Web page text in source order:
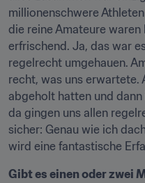
millionenschwere
die reine Amateure waren
erfrischend. Ja, das war
regelrecht umgehauen.
recht, was uns erwartete.
abgeholt hatten und
da gingen uns allen
sicher: Genau wie ich
wird eine fantastische
Gibt es einen oder zwei